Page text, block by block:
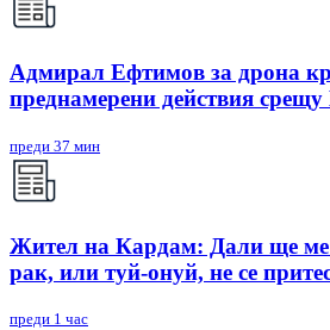
Адмирал Ефтимов за дрона
преднамерени действия
преди 37 мин
Жител на Кардам: Дали ще ме
рак, или туй-онуй, не се
преди 1 час